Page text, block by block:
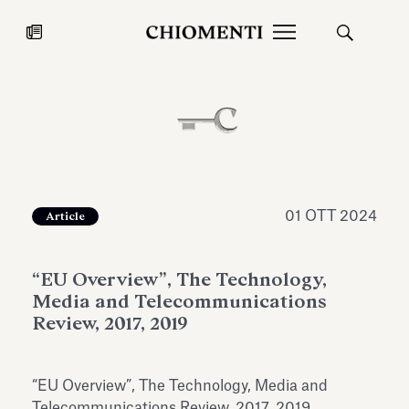
27 LUG 2026
mostra Marmora Romana
EcoVadis
Article 01 OTT 2024
“EU Overview”, The Technology,
Media and Telecommunications
Review, 2017, 2019
“EU Overview”, The Technology, Media and